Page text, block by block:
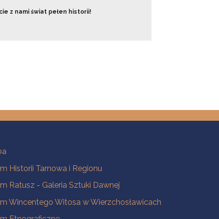
z nami świat pełen historii!
Historii Tarnowa i Regionu
Ratusz - Galeria Sztuki Dawnej
Wincentego Witosa w Wierzchosławicach